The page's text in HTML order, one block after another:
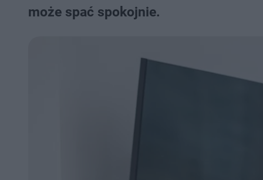
może spać spokojnie.